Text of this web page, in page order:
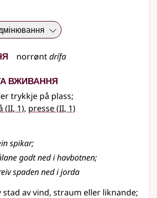
norrøntdrífa
вживання
trykkje på plass;
(2
II, 1), presse(2
II, 1)
spikar;
godt ned i havbotnen;
spaden ned i jorda
stad av vind, straum eller liknande;